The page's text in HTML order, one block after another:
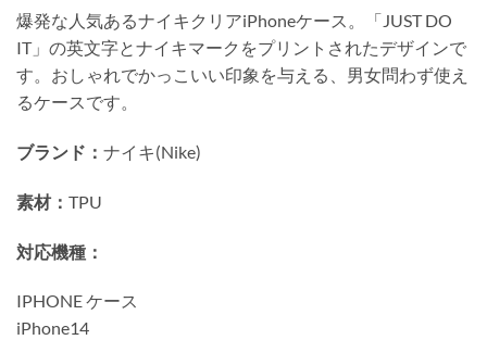
爆発な人気あるナイキクリアiPhoneケース。「JUST DO
IT」の英文字とナイキマークをプリントされたデザインで
す。おしゃれでかっこいい印象を与える、男女問わず使え
るケースです。
ブランド： ナイキ(Nike)
素材： TPU
対応機種：
IPHONE ケース
iPhone14